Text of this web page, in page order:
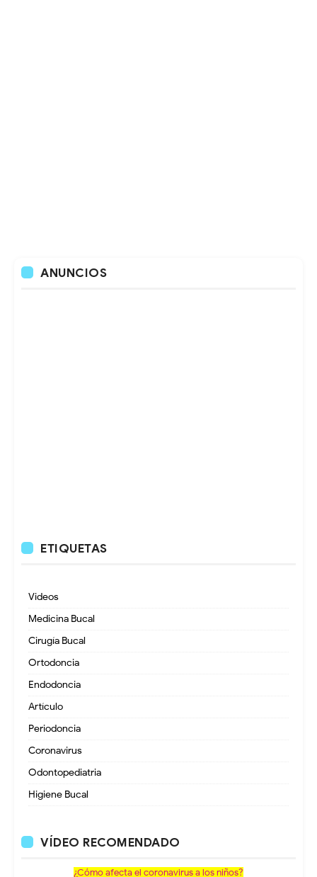
ANUNCIOS
ETIQUETAS
Videos
Medicina Bucal
Cirugía Bucal
Ortodoncia
Endodoncia
Artículo
Periodoncia
Coronavirus
Odontopediatria
Higiene Bucal
VÍDEO RECOMENDADO
¿Cómo afecta el coronavirus a los niños?